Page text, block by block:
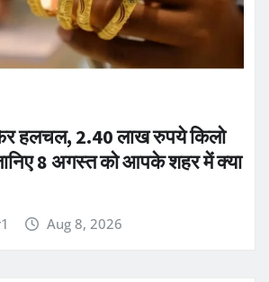
हलचल, 2.40 लाख रुपये किलो
8 अगस्त को आपके शहर में क्या
Aug 8, 2026